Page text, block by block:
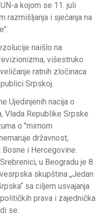
a kojom se 11. juli
razmišljanja i sjećanja na
naišlo na
višestruko
ratnih zločinaca
Srpskoj.
Ujedinjenih nacija o
Vlada Republike Srpske
o "mirnom
državnost,
i Hercegovine.
u Beogradu je 8.
skupština „Jedan
sa ciljem usvajanja
prava i zajednička
se.